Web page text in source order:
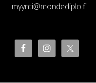
myynti@mondediplo.fi